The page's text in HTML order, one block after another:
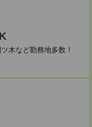
木など勤務地多数！